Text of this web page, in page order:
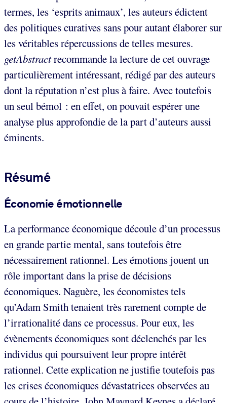
termes, les ‘esprits animaux’, les auteurs édictent
des politiques curatives sans pour autant élaborer sur
les véritables répercussions de telles mesures.
getAbstractrecommande la lecture de cet ouvrage
particulièrement intéressant, rédigé par des auteurs
dont la réputation n’est plus à faire. Avec toutefois
un seul bémol : en effet, on pouvait espérer une
analyse plus approfondie de la part d’auteurs aussi
éminents.
Résumé
Économie émotionnelle
La performance économique découle d’un processus
en grande partie mental, sans toutefois être
nécessairement rationnel. Les émotions jouent un
rôle important dans la prise de décisions
économiques. Naguère, les économistes tels
qu’Adam Smith tenaient très rarement compte de
l’irrationalité dans ce processus. Pour eux, les
évènements économiques sont déclenchés par les
individus qui poursuivent leur propre intérêt
rationnel. Cette explication ne justifie toutefois pas
les crises économiques dévastatrices observées au